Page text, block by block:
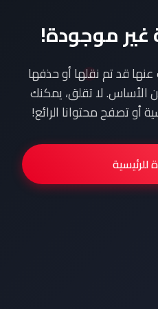
غير موجودة!
قد تم نقلها أو حذفها
الأساس. لا تقلق، يمكنك
أو تصفح محتوانا الرائع!
للرئيسية